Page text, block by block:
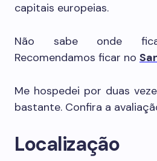
capitais europeias.
Não sabe onde
Recomendamos ficar no
Me hospedei por duas
bastante. Confira a
Localização